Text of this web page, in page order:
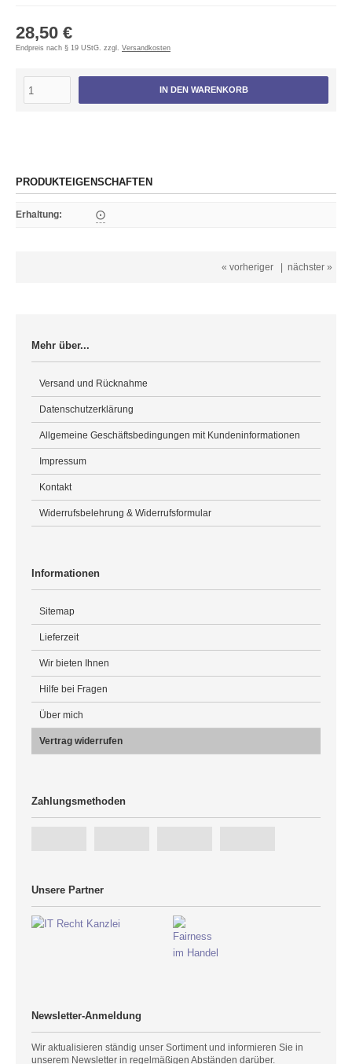
28,50 €
Endpreis nach § 19 UStG. zzgl. Versandkosten
IN DEN WARENKORB
PRODUKTEIGENSCHAFTEN
Erhaltung: ⨀
« vorheriger nächster »
Mehr über...
Versand und Rücknahme
Datenschutzerklärung
Allgemeine Geschäftsbedingungen mit Kundeninformationen
Impressum
Kontakt
Widerrufsbelehrung & Widerrufsformular
Informationen
Sitemap
Lieferzeit
Wir bieten Ihnen
Hilfe bei Fragen
Über mich
Vertrag widerrufen
Zahlungsmethoden
Unsere Partner
Newsletter-Anmeldung
Wir aktualisieren ständig unser Sortiment und informieren Sie in
unserem Newsletter in regelmäßigen Abständen darüber.